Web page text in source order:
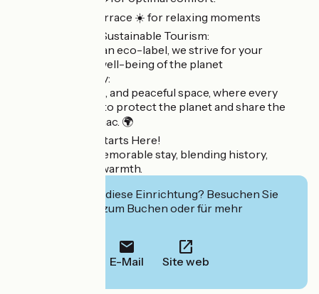
Spacious sunlit terrace ☀️ for relaxing moments
🌱 Committed to Sustainable Tourism:
Proud holders of an eco-label, we strive for your
comfort and the well-being of the planet
💫 Our Philosophy:
A vibrant, colorful, and peaceful space, where every
detail is designed to protect the planet and share the
treasures of Cognac. 🌍
Your Adventure Starts Here!
Book now for a memorable stay, blending history,
gastronomy, and warmth.
Interessiert Sie diese Einrichtung? Besuchen Sie
deren Website zum Buchen oder für mehr
E-Mail Site web